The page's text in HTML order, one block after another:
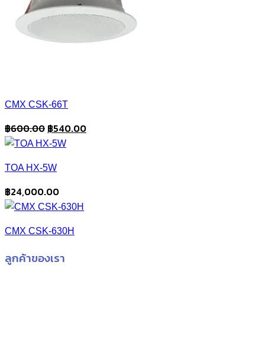
CMX CSK-66T
฿600.00 Original
price
฿600.00.
฿540.00Current
TOA HX-5W
฿24,000.00
CMX CSK-630H
ลูกค้าของเรา